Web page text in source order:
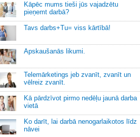
Kāpēc mums tieši jūs vajadzētu
pieņemt darbā?
Tavs darbs+Tu= viss kārtībā!
Apskaušanās likumi.
Telemārketings jeb zvanīt, zvanīt un
vēlreiz zvanīt.
Kā pārdzīvot pirmo nedēļu jaunā darba
vietā
Ko darīt, lai darbā nenogarlaikotos līdz
nāvei